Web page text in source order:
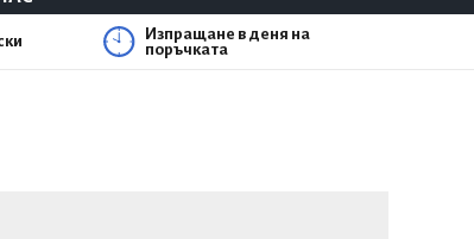
Изпращане в деня на
поръчката